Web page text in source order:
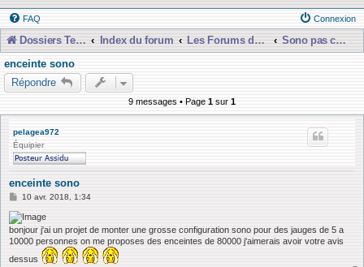
FAQ Connexion
Dossiers Techniques Index du forum Les Forums de Discussions
Sono pas chère et presque gratuiiit !!
enceinte sono
Répondre
9 messages • Page 1 sur 1
pelagea972
Équipier
enceinte sono
M
s
s
a
g
10 avr. 2018, 1:34
bonjour j'ai un projet de monter une grosse configuration sono pour des jauges de 5 a
10000 personnes on me proposes des enceintes de 80000 j'aimerais avoir votre avis
dessus